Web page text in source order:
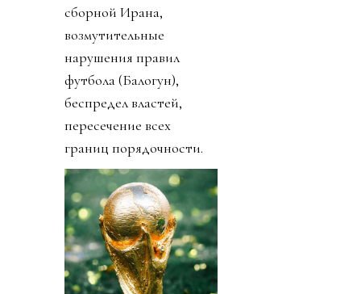
сборной Ирана,
возмутительные
нарушения правил
футбола (Балогун),
беспредел властей,
пересечение всех
границ порядочности.